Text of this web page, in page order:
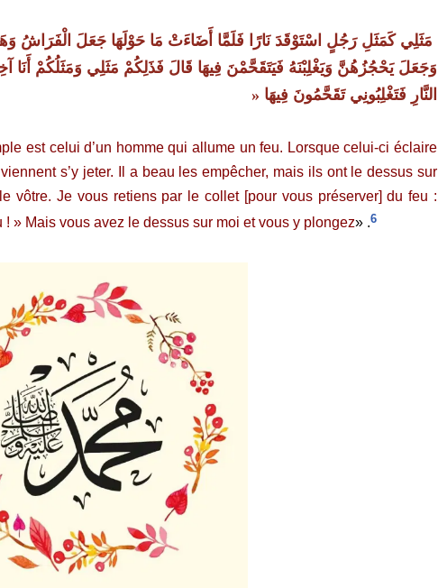
مَثَلِي كَمَثَلِ رَجُلٍ اسْتَوْقَدَ نَارًا فَلَمَّا أَضَاءَتْ مَا حَوْلَهَا جَعَلَ الْفَرَاشُ
وَجَعَلَ يَحْجُزُهُنَّ وَيَغْلِبْنَهُ فَيَتَقَحَّمْنَ فِيهَا قَالَ فَذَلِكُمْ مَثَلِي وَمَثَلُكُمْ أَنَا
النَّارِ فَتَغْلِبُونِي تَقَحَّمُونَ فِيهَا ‏ « ‏
est celui d’un homme qui allume un feu. Lorsque celui-ci éclaire
s’y jeter. Il a beau les empêcher, mais ils ont le dessus sur
vôtre. Je vous retiens par le collet [pour vous préserver] du feu :
» Mais vous avez le dessus sur moi et vous y plongez» .6